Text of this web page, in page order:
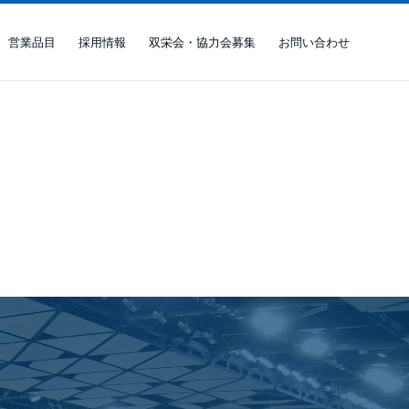
営業品目 採用情報 双栄会・協力会募集 お問い合わせ